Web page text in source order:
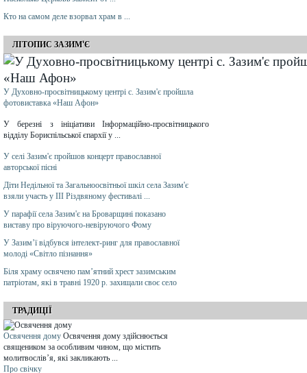
Кто на самом деле взорвал храм в ...
ЛІТОПИС ЗАЗИМ'Є
У Духовно-просвітницькому центрі с. Зазим'є пройшла
фотовиставка «Наш Афон»
У березні з ініціативи Інформаційно-просвітницького
відділу Бориспільської єпархії у ...
У селі Зазим'є пройшов концерт православної
авторської пісні
Діти Недільної та Загальноосвітньої шкіл села Зазим'є
взяли участь у ІІІ Різдвяному фестивалі ...
У парафії села Зазим'є на Броварщині показано
виставу про віруючого-невіруючого Фому
У Зазим’ї відбувся інтелект-ринг для православної
молоді «Світло пізнання»
Біля храму освячено пам’ятний хрест зазимським
патріотам, які в травні 1920 р. захищали своє село
ТРАДИЦІЇ
Освячення дому Освячення дому здійснюється
священиком за особливим чином, що містить
молитвослів’я, які закликають ...
Про свічку